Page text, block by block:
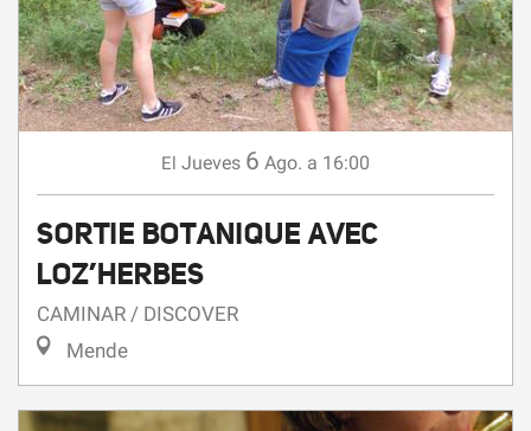
El Jueves 6 Ago. a 16:00
SORTIE BOTANIQUE AVEC
LOZ’HERBES
CAMINAR / DISCOVER
Mende